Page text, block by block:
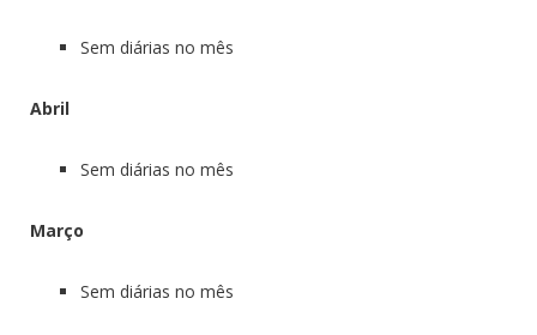
Sem diárias no mês
Abril
Sem diárias no mês
Março
Sem diárias no mês